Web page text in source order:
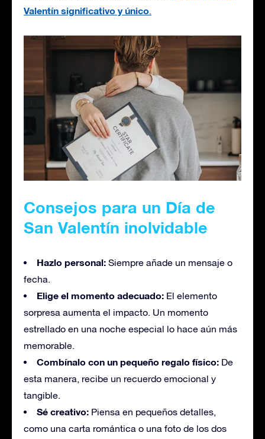
Valentín significativo y único
Consejos para un Día de
San Valentín inolvidable
Hazlo personal: Siempre añade un mensaje o
fecha.
Elige el momento adecuado: El elemento
sorpresa aumenta el impacto. Un momento
estrellado en una noche especial lo hace aún más
memorable.
Combínalo con un pequeño regalo físico: De
esta manera, recibe un recuerdo emocional y
tangible.
Sé creativo: Piensa en pequeños detalles,
como una carta romántica o una foto de los dos